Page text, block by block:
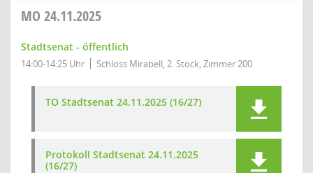
MO 24.11.2025
Stadtsenat - öffentlich
14:00-14:25 Uhr Schloss Mirabell, 2. Stock, Zimmer 200
TO Stadtsenat 24.11.2025 (16/27)
Protokoll Stadtsenat 24.11.2025
(16/27)